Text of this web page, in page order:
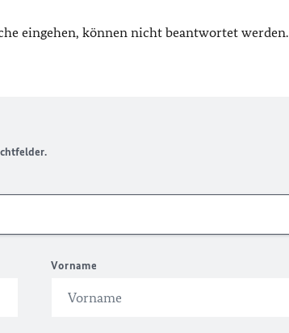
eingehen, können nicht beantwortet werden.
Vorname